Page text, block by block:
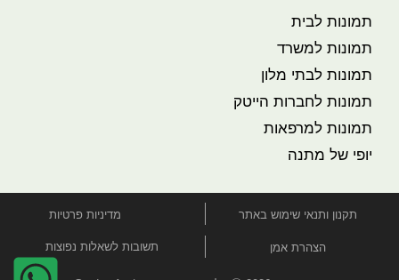
תמונות לבית
תמונות למשרד
תמונות לבתי מלון
תמונות לחברות הייטק
תמונות למרפאות
יופי של מתנה
תקנון ותנאי שימוש באתר מדיניות פרטיות
הצהרת אמן תשובות לשאלות נפוצות